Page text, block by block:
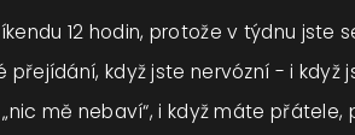
12 hodin, protože v týdnu jste
přejídání, když jste nervózní - i když
mě nebaví“, i když máte přátele,